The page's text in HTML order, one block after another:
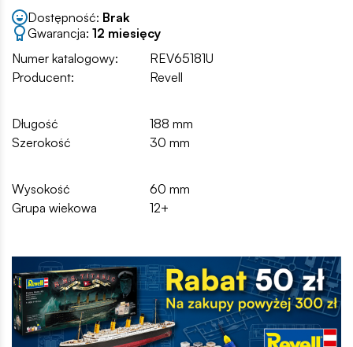
Dostępność: Brak
Gwarancja: 12 miesięcy
Numer katalogowy:
REV65181U
Producent:
Revell
Długość
188 mm
Szerokość
30 mm
Wysokość
60 mm
Grupa wiekowa
12+